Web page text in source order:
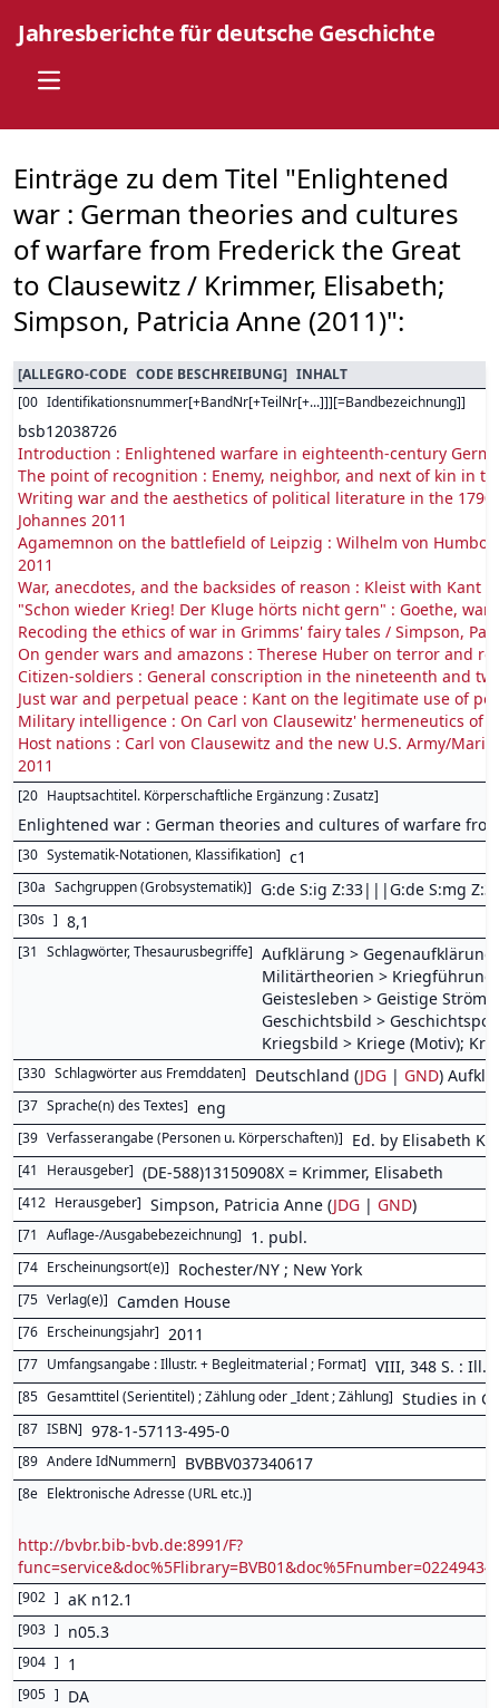
Jahresberichte für deutsche Geschichte
Open main menu
Einträge zu dem Titel "Enlightened
war : German theories and cultures
of warfare from Frederick the Great
to Clausewitz / Krimmer, Elisabeth;
Simpson, Patricia Anne (2011)":
[ALLEGRO-CODE CODE BESCHREIBUNG] INHALT
[00 Identifikationsnummer[+BandNr[+TeilNr[+...]]][=Bandbezeichnung]]
bsb12038726
Introduction : Enlightened warfare in eighteenth-century
The point of recognition : Enemy, neighbor, and next of kin in
Writing war and the aesthetics of political literature in the
Johannes 2011
Agamemnon on the battlefield of Leipzig : Wilhelm von
2011
War, anecdotes, and the backsides of reason : Kleist with Kant /
"Schon wieder Krieg! Der Kluge hörts nicht gern" : Goethe,
Recoding the ethics of war in Grimms' fairy tales / Simpson,
On gender wars and amazons : Therese Huber on terror and
Citizen-soldiers : General conscription in the nineteenth and
Just war and perpetual peace : Kant on the legitimate use of
Military intelligence : On Carl von Clausewitz' hermeneutics of
Host nations : Carl von Clausewitz and the new U.S. Army/
2011
[20 Hauptsachtitel. Körperschaftliche Ergänzung : Zusatz]
Enlightened war : German theories and cultures of warfare
[30 Systematik-Notationen, Klassifikation] c1
[30a Sachgruppen (Grobsystematik)] G:de S:ig Z:33|||G:de S:mg
[30s ] 8,1
[31 Schlagwörter, Thesaurusbegriffe] Aufklärung >
Militärtheorien >
Geistesleben > Geistige
Geschichtsbild >
Kriegsbild > Kriege (Motiv);
[330 Schlagwörter aus Fremddaten] Deutschland (JDG | GND)
[37 Sprache(n) des Textes] eng
[39 Verfasserangabe (Personen u. Körperschaften)] Ed. by Elisabeth
[41 Herausgeber] (DE-588)13150908X = Krimmer, Elisabeth
[412 Herausgeber] Simpson, Patricia Anne (JDG | GND)
[71 Auflage-/Ausgabebezeichnung] 1. publ.
[74 Erscheinungsort(e)] Rochester/NY ; New York
[75 Verlag(e)] Camden House
[76 Erscheinungsjahr] 2011
[77 Umfangsangabe : Illustr. + Begleitmaterial ; Format] VIII, 348 S. : Ill.
[85 Gesamttitel (Serientitel) ; Zählung oder _Ident ; Zählung] Studies in
[87 ISBN] 978-1-57113-495-0
[89 Andere IdNummern] BVBBV037340617
[8e Elektronische Adresse (URL etc.)]
http://bvbr.bib-bvb.de:8991/F?
[902 ] aK n12.1
[903 ] n05.3
[904 ] 1
[905 ] DA